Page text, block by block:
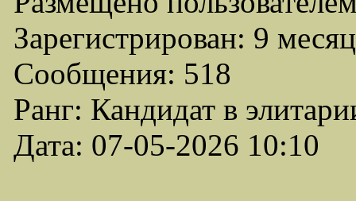
Зарегистрирован: 9
Сообщения: 518
Ранг: Кандидат в
Дата: 07-05-2026 10:10